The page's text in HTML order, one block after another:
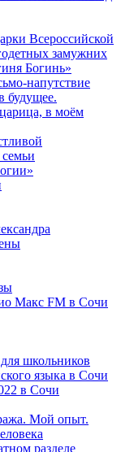
Всероссийской
замужних
Богинь»
напутствие
будущее.
в моëм
Maкс FM в Сочи
школьников
языка в Сочи
в Сочи
Мой опыт.
разделе